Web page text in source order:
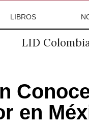
LIBROS
LID
en